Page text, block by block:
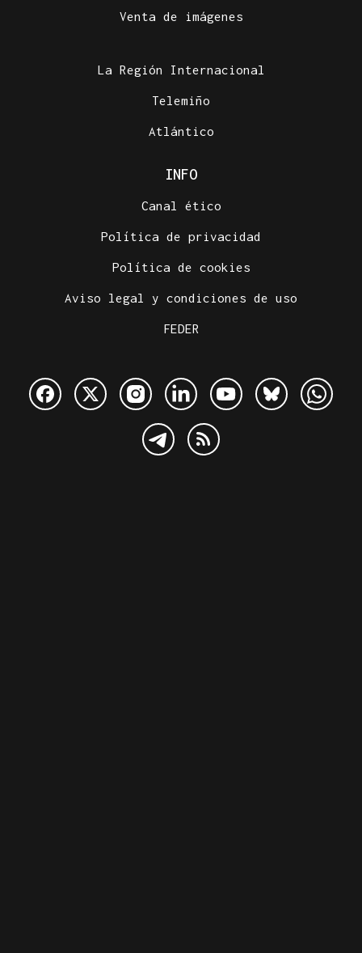
Venta de imágenes
La Región Internacional
Telemiño
Atlántico
INFO
Canal ético
Política de privacidad
Política de cookies
Aviso legal y condiciones de uso
FEDER